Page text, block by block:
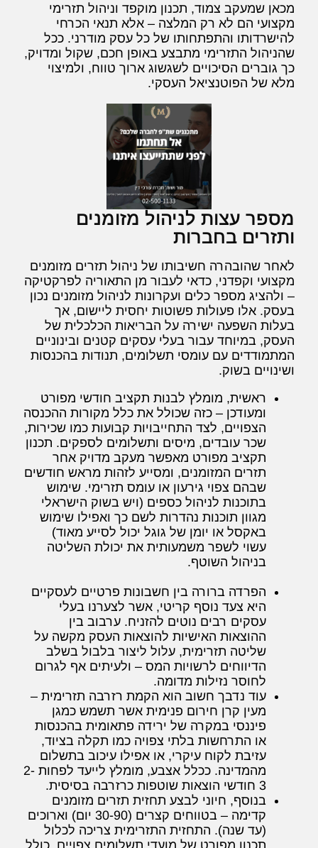
מכאן שמעקב צמוד, תכנון מוקפד וניהול תזרימי
מקצועי הם לא רק המלצה – אלא תנאי הכרחי
להישרדותו והתפתחותו של כל עסק מודרני. ככל
שהניהול התזרימי מתבצע באופן חכם, שקול ומדויק,
כך גוברים הסיכויים לשגשוג ארוך טווח, ולמיצוי
מלא של הפוטנציאל העסקי.
מספר עצות לניהול מזומנים
ותזרים בחברות
לאחר שהובהרה חשיבותו של ניהול תזרים מזומנים
מקצועי וקפדני, כדאי לעבור מן התאוריה לפרקטיקה
– ולהציג מספר כלים ועקרונות לניהול מזומנים נכון
בעסק. אלו פעולות פשוטות יחסית ליישום, אך
בעלות השפעה ישירה על הבריאות הכלכלית של
העסק, במיוחד עבור בעלי עסקים קטנים ובינוניים
המתמודדים עם עומסי תשלומים, תנודות בהכנסות
ושינויים בשוק.
ראשית, מומלץ לבנות תקציב חודשי מפורט
ומעודכן – כזה שכולל את כלל מקורות ההכנסה
הצפויים, לצד התחייבויות קבועות כמו שכירות,
שכר עובדים, מיסים ותשלומים לספקים. תכנון
תקציב מפורט מאפשר מעקב מדויק אחר
תזרים המזומנים, ומסייע לזהות מראש חודשים
שבהם צפוי גירעון או עומס תזרימי. שימוש
בתוכנות לניהול כספים (ויש בשוק הישראלי
מגוון תוכנות נהדרות לשם כך ואפילו שימוש
באקסל או יומן של גוגל יכול לסייע מאוד)
עשוי לשפר משמעותית את יכולת השליטה
בניהול השוטף.
הפרדה ברורה בין חשבונות פרטיים לעסקיים
היא צעד נוסף קריטי, אשר לצערנו בעלי
עסקים רבים נוטים להזניח. ערבוב בין
ההוצאות האישיות להוצאות העסק מקשה על
שליטה תזרימית, עלול ליצור בלבול בשלב
הדיווחים לרשויות המס – ולעיתים אף לגרום
לחוסר נזילות מדומה.
עוד נדבך חשוב הוא הקמת רזרבה תזרימית –
מעין קרן חירום פנימית אשר תשמש כמגן
פיננסי במקרה של ירידה פתאומית בהכנסות
או התרחשות בלתי צפויה כמו תקלה בציוד,
עזיבת לקוח עיקרי, או אפילו עיכוב בתשלום
מהמדינה. ככלל אצבע, מומלץ לייעד לפחות 2-
3 חודשי הוצאות שוטפות כרזרבה בסיסית.
בנוסף, חיוני לבצע תחזית תזרים מזומנים
קדימה – בטווחים קצרים (30-90 יום) וארוכים
(עד שנה). התחזית התזרימית צריכה לכלול
תכנון מפורט של מועדי תשלומים צפויים, כולל